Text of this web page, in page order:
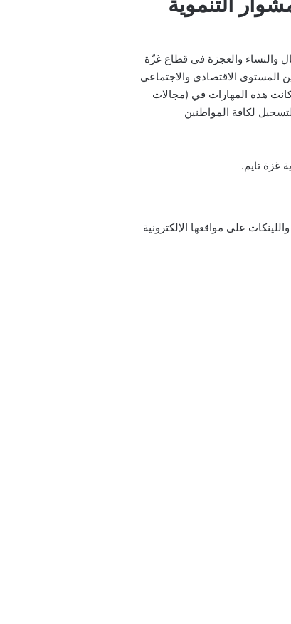
والنساء والعجزة في قطاع غزّة
الاقتصادي والاجتماعي
هذه المهارات في (مجالات
لكافة المواطنين
غزة تايم.
على مواقعها الإلكترونية